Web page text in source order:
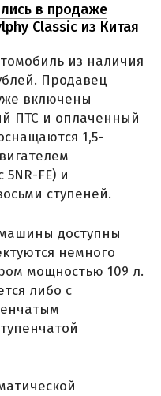
в продаже
Classic из Китая
из наличия
Продавец
включены
ПТС и оплаченный
1,5-
FE) и
ступеней.
доступны
немного
мощностью 109 л.
либо с